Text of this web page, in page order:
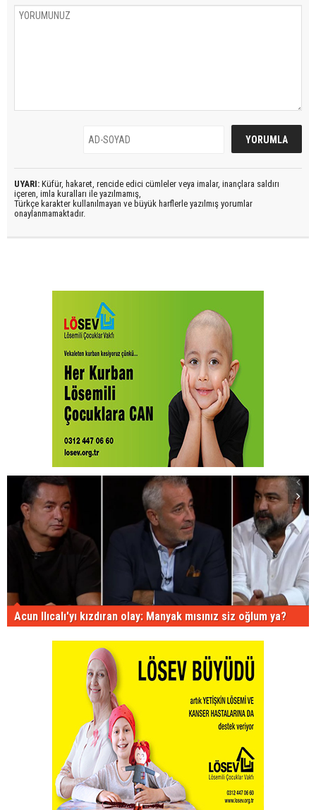
UYARI: Küfür, hakaret, rencide edici cümleler veya imalar, inançlara saldırı
içeren, imla kuralları ile yazılmamış,
Türkçe karakter kullanılmayan ve büyük harflerle yazılmış yorumlar
onaylanmamaktadır.
Acun Ilıcalı'yı kızdıran olay: Manyak mısınız siz oğlum ya?